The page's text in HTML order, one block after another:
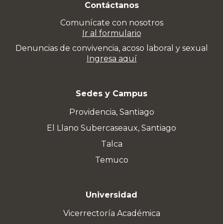
Contáctanos
Comunícate con nosotros
Ir al formulario
Denuncias de convivencia, acoso laboral y sexual
Ingresa aquí
Sedes y Campus
Providencia, Santiago
El Llano Subercaseaux, Santiago
Talca
Temuco
Universidad
Vicerrectoría Académica